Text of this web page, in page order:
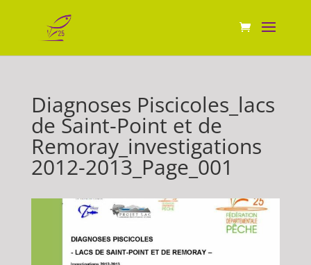
Diagnoses Piscicoles_lacs
de Saint-Point et de
Remoray_investigations
2012-2013_Page_001